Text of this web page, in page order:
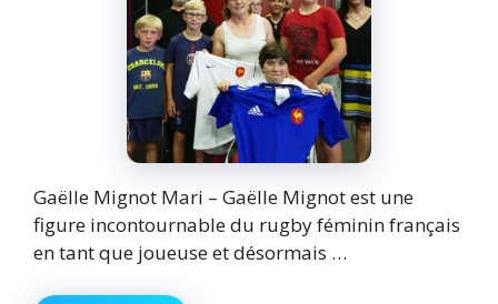
Gaëlle Mignot Mari – Gaëlle Mignot est une
figure incontournable du rugby féminin français
en tant que joueuse et désormais …